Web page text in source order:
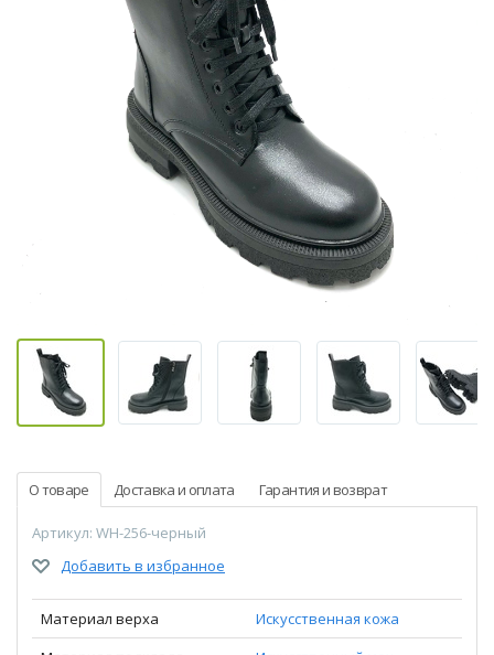
О товаре Доставка и оплата Гарантия и возврат
Артикул: WH-256-черный
Добавить в избранное
Материал верха
Искусственная кожа